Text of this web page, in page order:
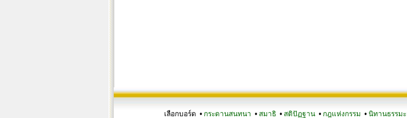
เลือกบอร์ด • กระดานสนทนา • สมาธิ • สติปัฏฐาน • กฎแห่งกรรม • นิทานธรรมะ